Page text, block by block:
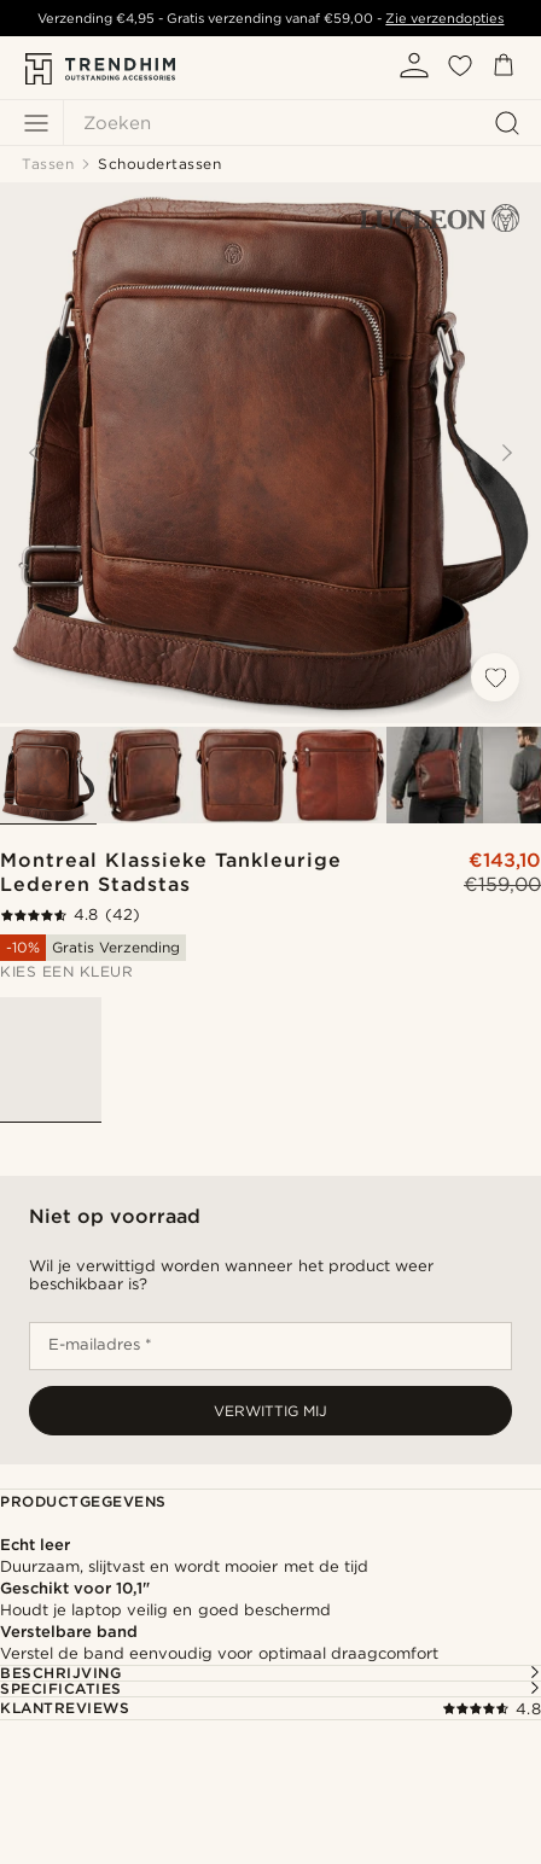
Zoeken
Verzending €4,95 - Gratis verzending vanaf€59,00 -Zie verzendopties
Tassen Schoudertassen
Montreal Klassieke Tankleurige
Lederen Stadstas
€159,00
€143,10
4.8 (42)
-10%
Gratis Verzending
KIES EEN KLEUR
Niet op voorraad
Wil je verwittigd worden wanneer het product weer
beschikbaar is?
E-mailadres *
VERWITTIG MIJ
PRODUCTGEGEVENS
Echt leer
Duurzaam, slijtvast en wordt mooier met de tijd
Geschikt voor 10,1"
Houdt je laptop veilig en goed beschermd
Verstelbare band
Verstel de band eenvoudig voor optimaal draagcomfort
BESCHRIJVING
SPECIFICATIES
KLANTREVIEWS
4.8